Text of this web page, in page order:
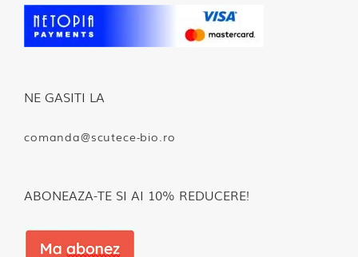
NE GASITI LA
comanda@scutece-bio.ro
ABONEAZA-TE SI AI 10% REDUCERE!